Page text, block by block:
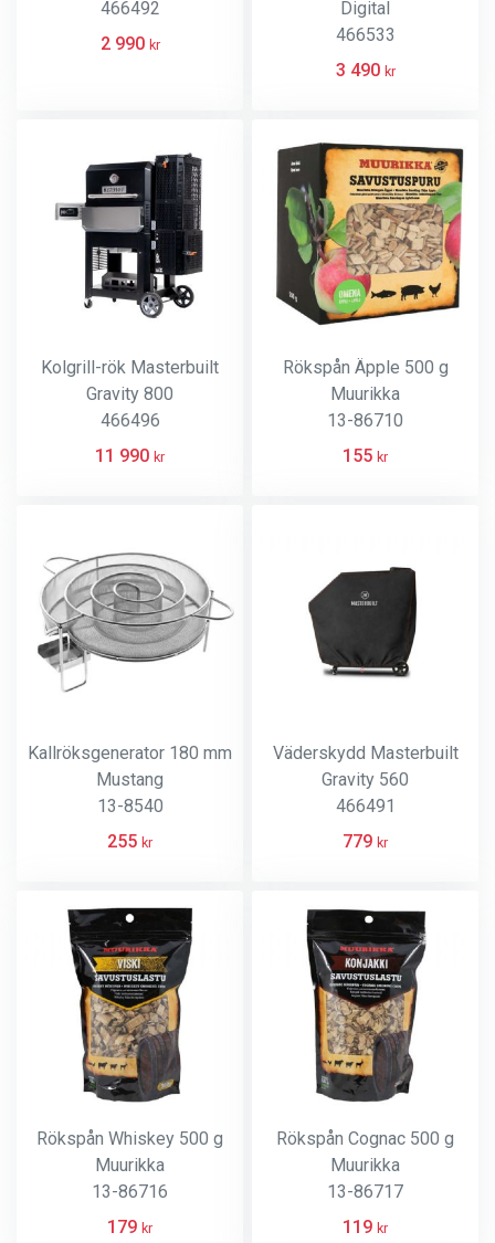
466492
2 990 kr
Digital
466533
3 490 kr
Kolgrill-rök Masterbuilt
Gravity 800
466496
11 990 kr
Rökspån Äpple 500 g
Muurikka
13-86710
155 kr
Kallröksgenerator 180 mm
Mustang
13-8540
255 kr
Väderskydd Masterbuilt
Gravity 560
466491
779 kr
Rökspån Whiskey 500 g
Muurikka
13-86716
179 kr
Rökspån Cognac 500 g
Muurikka
13-86717
119 kr